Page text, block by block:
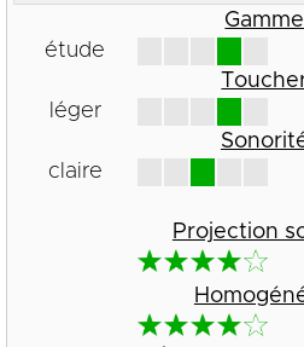
Gamme
étude
léger
claire
Projection